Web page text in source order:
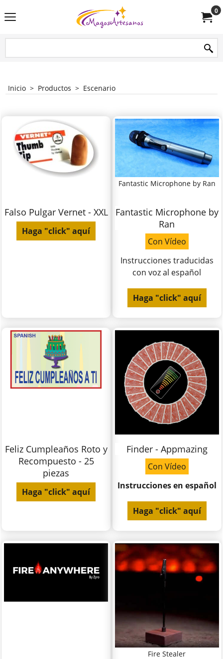
0
Inicio > Productos > Escenario
Falso Pulgar Vernet - XXL
Haga "click" aquí
Fantastic Microphone by Ran
Fantastic Microphone by
Ran
Con Vídeo
Instrucciones traducidas
con voz al español
Haga "click" aquí
Feliz Cumpleaños Roto y
Recompuesto - 25
piezas
Haga "click" aquí
Finder - Appmazing
Con Vídeo
Instrucciones en español
Haga "click" aquí
Fire Stealer